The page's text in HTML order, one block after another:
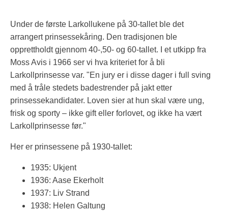
Under de første Larkollukene på 30-tallet ble det
arrangert prinsessekåring. Den tradisjonen ble
opprettholdt gjennom 40-,50- og 60-tallet. I et utkipp fra
Moss Avis i 1966 ser vi hva kriteriet for å bli
Larkollprinsesse var. "En jury er i disse dager i full sving
med å tråle stedets badestrender på jakt etter
prinsessekandidater. Loven sier at hun skal være ung,
frisk og sporty – ikke gift eller forlovet, og ikke ha vært
Larkollprinsesse før."
Her er prinsessene på 1930-tallet:
1935: Ukjent
1936: Aase Ekerholt
1937: Liv Strand
1938: Helen Galtung